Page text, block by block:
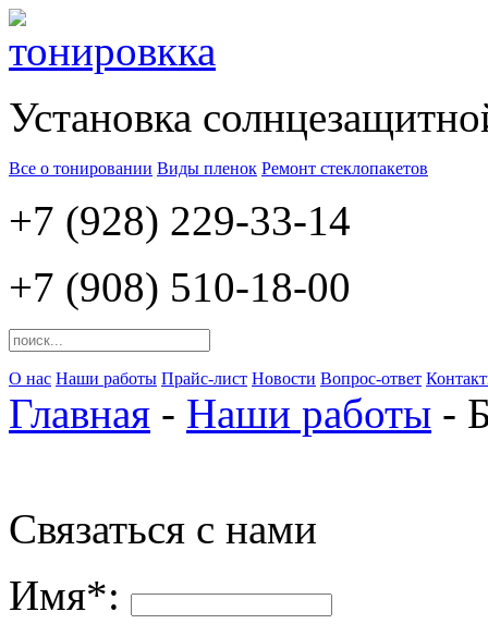
Установка
Все о тонировании Виды пленок Ремонт стеклопакетов
+7 (928) 229-33-14
+7 (908) 510-18-00
О нас Наши работы Прайс-лист Новости Вопрос-ответ
Главная - Наши работы -
Связаться с нами
Имя*: